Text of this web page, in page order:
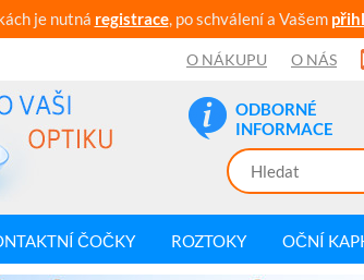
je nutná registrace, po schválení a Vašem
O NÁKUPU O NÁS
ODBORNÉ
INFORMACE
ČOČKY ROZTOKY OČNÍ